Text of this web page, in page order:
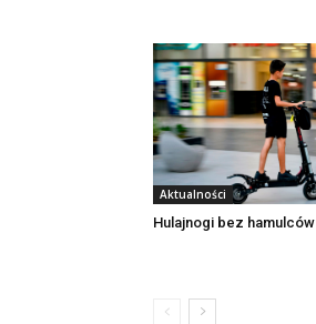
Aktualności
Hulajnogi bez hamulców